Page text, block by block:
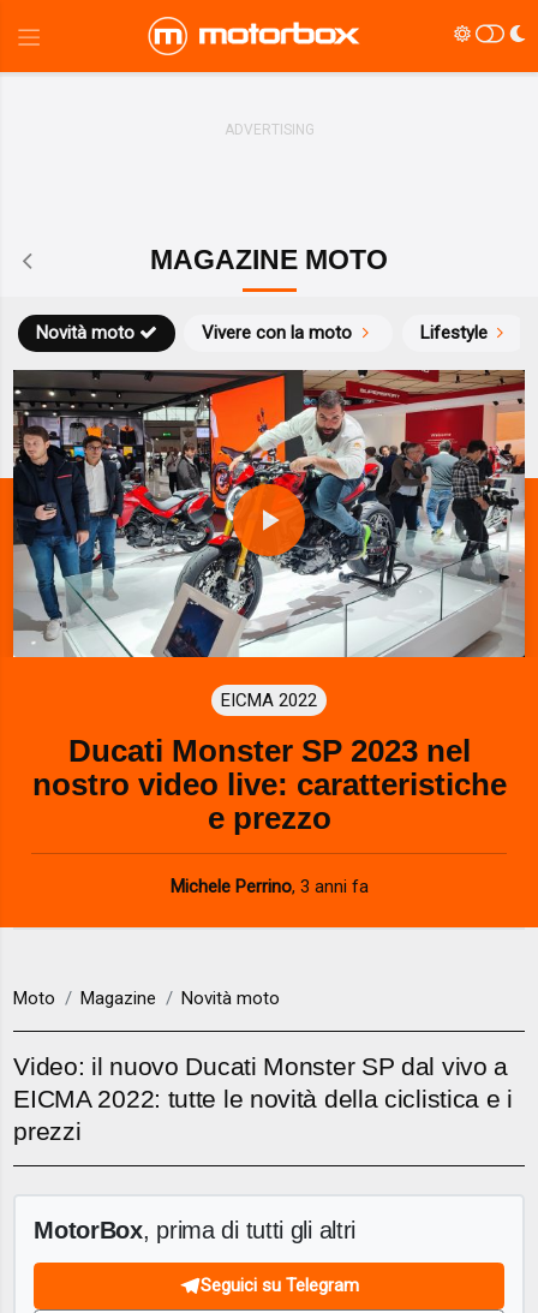
MAGAZINE MOTO
Novità moto Vivere con la moto Lifestyle
P
a
y
V
i
d
e
EICMA 2022
Ducati Monster SP 2023 nel
nostro video live: caratteristiche
e prezzo
Michele Perrino, 3 anni fa
Moto Magazine Novità moto
Video: il nuovo Ducati Monster SP dal vivo a
EICMA 2022: tutte le novità della ciclistica e i
prezzi
MotorBox, prima di tutti gli altri
Seguici su Telegram